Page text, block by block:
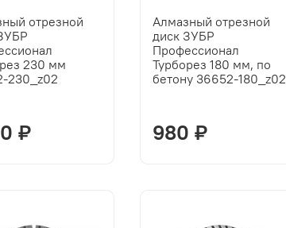
отрезной
230 мм
230_z02
₽
Алмазный отрезной
диск ЗУБР
Профессионал
Турборез 180 мм, по
бетону 36652-180_z02
980 ₽